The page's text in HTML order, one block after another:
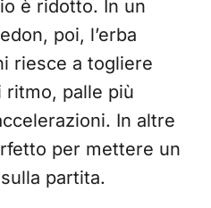
è ridotto. In un
poi, l’erba
riesce a togliere
ritmo, palle più
In altre
per mettere un
partita.